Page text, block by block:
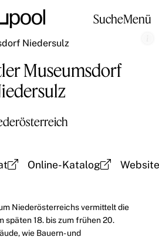
SucheMenü
Museumsdorf
Online-Katalog Website
Niederösterreichs vermittelt die
späten 18. bis zum frühen 20.
wie Bauern- und